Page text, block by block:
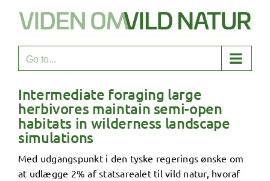
Go to...
Intermediate foraging large
herbivores maintain semi-open
habitats in wilderness landscape
simulations
Med udgangspunkt i den tyske regerings ønske om
at udlægge 2% af statsarealet til vild natur, hvoraf